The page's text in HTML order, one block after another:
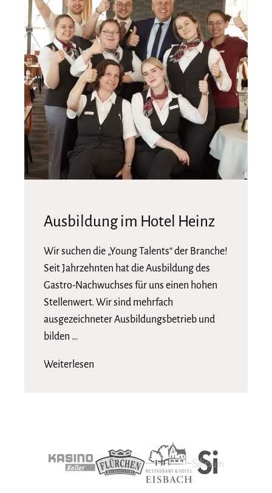
Ausbildung im Hotel Heinz
Wir suchen die „Young Talents“ der Branche!
Seit Jahrzehnten hat die Ausbildung des
Gastro-Nachwuchses für uns einen hohen
Stellenwert. Wir sind mehrfach
ausgezeichneter Ausbildungsbetrieb und
bilden …
Weiterlesen